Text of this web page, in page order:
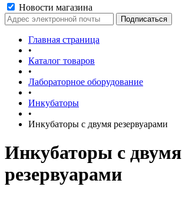
Новости магазина
Главная страница
•
Каталог товаров
•
Лабораторное оборудование
•
Инкубаторы
•
Инкубаторы с двумя резервуарами
Инкубаторы с двумя
резервуарами